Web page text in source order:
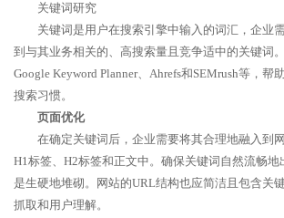
关键词研究
关键词是用户在搜索引擎中输入的词汇，企业
到与其业务相关的、高搜索量且竞争适中的关键词
Google Keyword Planner、Ahrefs和SEMrush等，帮
搜索习惯。
页面优化
在确定关键词后，企业需要将其合理地融入到
H1标签、H2标签和正文中。确保关键词自然流畅地
是生硬地堆砌。网站的URL结构也应简洁且包含关
抓取和用户理解。